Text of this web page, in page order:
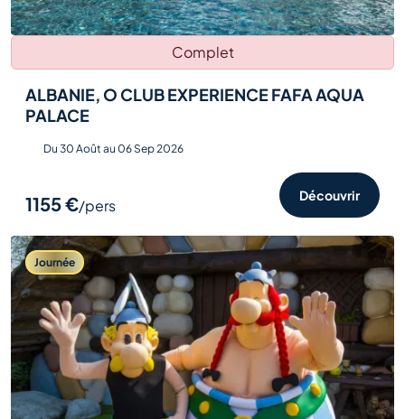
Complet
ALBANIE, O CLUB EXPERIENCE FAFA AQUA
PALACE
Du 30 Août au 06 Sep 2026
1155 €/pers
Découvrir
Journée